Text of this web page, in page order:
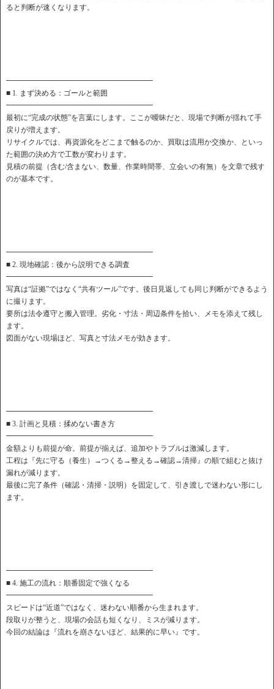
ると判断が速くなります。
━━━━━━━━━━━━━━━━━━━━
■ 1. まず決める：ゴールと範囲
━━━━━━━━━━━━━━━━━━━━
最初に“完成の状態”を言葉にします。ここが曖昧だと、現場で判断が揺れて手
戻りが増えます。
リサイクルでは、再資源化をどこまで触るのか、買取は流用か交換か、といっ
た範囲の決め方で工数が変わります。
見積の前提（含む/含まない、数量、作業時間帯、立会いの有無）を文章で残す
のが基本です。
━━━━━━━━━━━━━━━━━━━━
■ 2. 現地確認：後から説明できる調査
━━━━━━━━━━━━━━━━━━━━
写真は“証拠”ではなく“共有ツール”です。後日見返しても同じ判断ができるよう
に撮ります。
要所は法令遵守と搬入管理。劣化・寸法・周辺条件を拾い、メモを添えて残し
ます。
図面がない現場ほど、写真と寸法メモが効きます。
━━━━━━━━━━━━━━━━━━━━
■ 3. 計画と見積：揉めない書き方
━━━━━━━━━━━━━━━━━━━━
金額よりも前提が命。前提が揃えば、追加やトラブルは激減します。
工程は『先に守る（養生）→つくる→整える→確認→清掃』の順で組むと抜け
漏れが減ります。
最後に完了条件（確認・清掃・説明）を固定して、引き渡しで迷わない形にし
ます。
━━━━━━━━━━━━━━━━━━━━
■ 4. 施工の流れ：順番固定で強くなる
━━━━━━━━━━━━━━━━━━━━
スピードは“近道”ではなく、迷わない順番から生まれます。
段取りが整うと、現場の会話も短くなり、ミスが減ります。
今回の結論は『流れを崩さないほど、結果的に早い』です。